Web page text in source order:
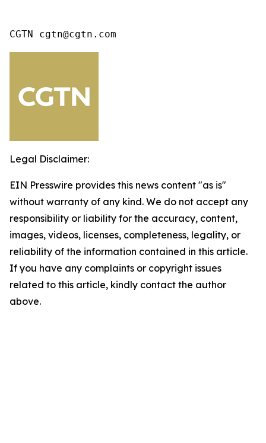
CGTN cgtn@cgtn.com
Legal Disclaimer:
EIN Presswire provides this news content "as is"
without warranty of any kind. We do not accept any
responsibility or liability for the accuracy, content,
images, videos, licenses, completeness, legality, or
reliability of the information contained in this article.
If you have any complaints or copyright issues
related to this article, kindly contact the author
above.